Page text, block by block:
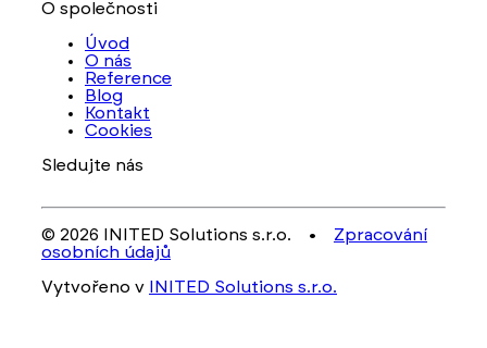
O společnosti
Úvod
O nás
Reference
Blog
Kontakt
Cookies
Sledujte nás
© 2026 INITED Solutions s.r.o. • Zpracování
osobních údajů
Vytvořeno v
INITED Solutions s.r.o.